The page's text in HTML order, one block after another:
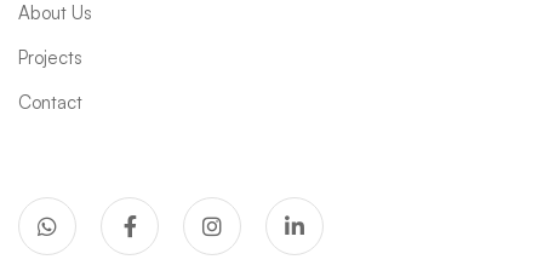
About Us
Projects
Contact